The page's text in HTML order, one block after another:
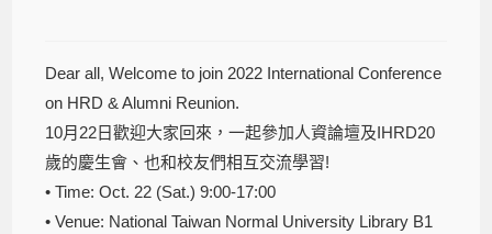
Dear all, Welcome to join 2022 International Conference
on HRD & Alumni Reunion.
10月22日歡迎大家回來，一起參加人資論壇及IHRD20
歲的慶生會、也和校友們相互交流學習!
• Time: Oct. 22 (Sat.) 9:00-17:00
• Venue: National Taiwan Normal University Library B1